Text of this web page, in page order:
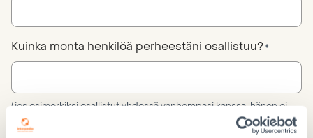
Kuinka monta henkilöä perheestäni osallistuu?*
(jos esimerkiksi osallistut yhdessä vanhempasi kanssa, hänen ei
tarvitse ilmoittautua erikseen)